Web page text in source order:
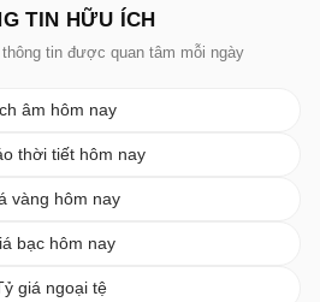
TIN HỮU ÍCH
tin được quan tâm mỗi ngày
âm hôm nay
thời tiết hôm nay
vàng hôm nay
bạc hôm nay
giá ngoại tệ